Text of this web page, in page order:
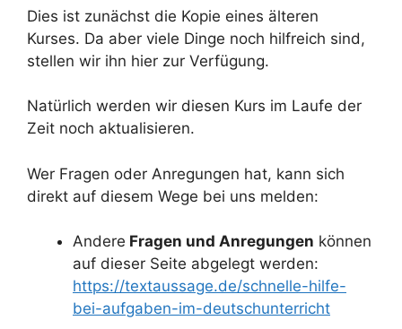
Dies ist zunächst die Kopie eines älteren
Kurses. Da aber viele Dinge noch hilfreich sind,
stellen wir ihn hier zur Verfügung.
Natürlich werden wir diesen Kurs im Laufe der
Zeit noch aktualisieren.
Wer Fragen oder Anregungen hat, kann sich
direkt auf diesem Wege bei uns melden:
Andere Fragen und Anregungen können
auf dieser Seite abgelegt werden:
https://textaussage.de/schnelle-hilfe-
bei-aufgaben-im-deutschunterricht